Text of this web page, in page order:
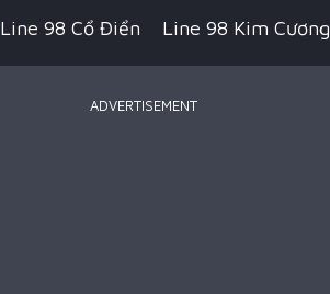
Line 98 Cổ Điển Line 98 Kim Cương
ADVERTISEMENT